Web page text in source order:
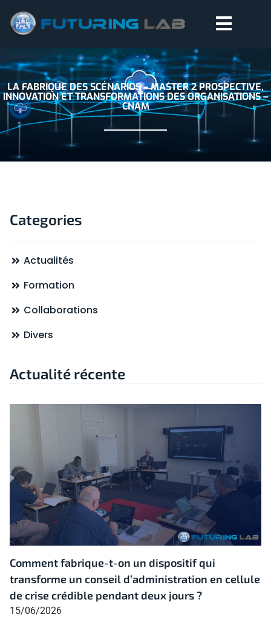
LA FABRIQUE DES SCÉNARIOS – MASTER 2 PROSPECTIVE,
INNOVATION ET TRANSFORMATIONS DES ORGANISATIONS –
CNAM
Categories
Actualités
Formation
Collaborations
Divers
Actualité récente
Comment fabrique-t-on un dispositif qui
transforme un conseil d’administration en cellule
de crise crédible pendant deux jours ?
15/06/2026